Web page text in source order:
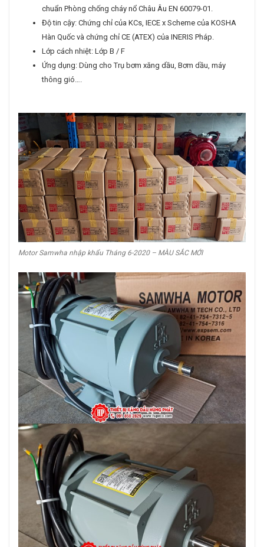
chuẩn Phòng chống cháy nổ Châu Âu EN 60079-01.
Độ tin cậy: Chứng chỉ của KCs, IECE x Scheme của KOSHA
Hàn Quốc và chứng chỉ CE (ATEX) của INERIS Pháp.
Lớp cách nhiệt: Lớp B / F
Ứng dụng: Dùng cho Trụ bơm xăng dầu, Bơm dầu, máy
thông gió….
Motor Samwha nhập khẩu Tháng 6-2020 – MÀU SẮC MỚI